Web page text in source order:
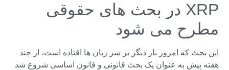
XRP در بحث های حقوقی
مطرح می شود
این بحث که امروز بار دیگر بر سر زبان ها افتاده است، از چند
هفته پیش به عنوان یک بحث قانونی و قانون اساسی شروع شد